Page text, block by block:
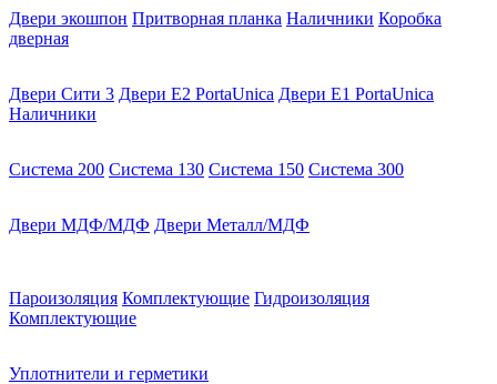
Двери экошпон Притворная планка Наличники Коробка
дверная
Двери Сити 3 Двери E2 PortaUnica Двери E1 PortaUnica
Наличники
Система 200 Система 130 Система 150 Система 300
Двери МДФ/МДФ Двери Металл/МДФ
Пароизоляция Комплектующие Гидроизоляция
Комплектующие
Уплотнители и герметики